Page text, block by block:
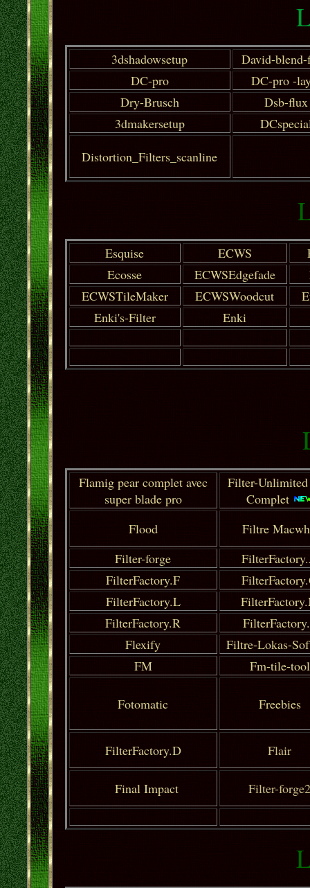
3dshadowsetup
David-
DC-pro
DC-pro -
Dry-Brusch
Dsb-flux
3dmakersetup
Distortion_Filters_scanline
Esquise ECWS
Ecosse
ECWSEdgefade
ECWSTileMaker
ECWSWoodcut
Enki's-Filter
Enki
Flamig pear complet avec
super blade pro
Filter-
Complet
Flood
Filtre
Filter-forge
FilterFactory.F
FilterFactory.L
FilterFactory.R
Flexify
Filtre-Lokas-
FM
Fm-tile-tool
Fotomatic Freebies
FilterFactory.D Flair
Final Impact Filter-forge2